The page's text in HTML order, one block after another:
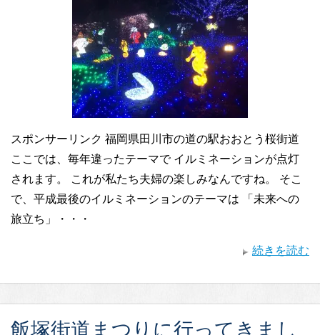
スポンサーリンク 福岡県田川市の道の駅おおとう桜街道
ここでは、毎年違ったテーマで イルミネーションが点灯
されます。 これが私たち夫婦の楽しみなんですね。 そこ
で、平成最後のイルミネーションのテーマは 「未来への
旅立ち」・・・
続きを読む
飯塚街道まつりに行ってきまし